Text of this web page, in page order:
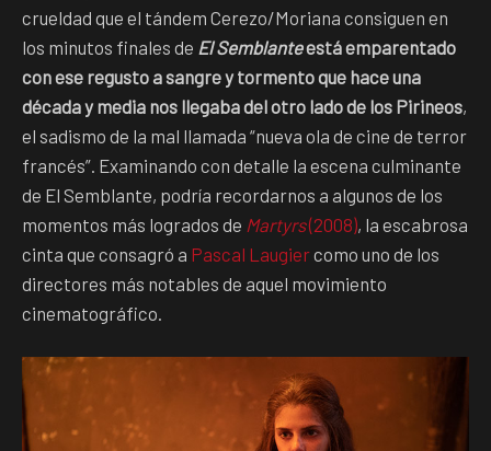
crueldad que el tándem Cerezo/Moriana consiguen en
los minutos finales de El Semblanteestá emparentado
con ese regusto a sangre y tormento que hace una
década y media nos llegaba del otro lado de los Pirineos,
el sadismo de la mal llamada “nueva ola de cine de terror
francés”. Examinando con detalle la escena culminante
de El Semblante, podría recordarnos a algunos de los
momentos más logrados de Martyrs(2008), la escabrosa
cinta que consagró a Pascal Laugiercomo uno de los
directores más notables de aquel movimiento
cinematográfico.